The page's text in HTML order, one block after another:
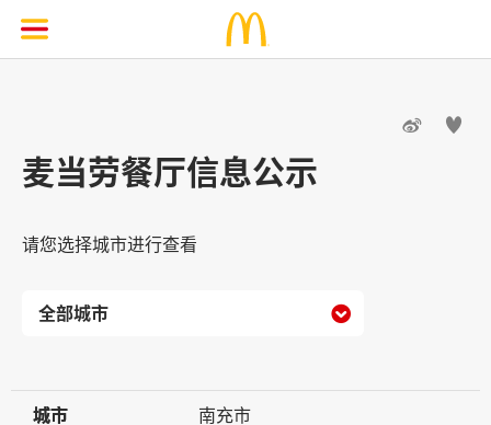
 
麦当劳餐厅信息公示
请您选择城市进行查看

城市
城市
南充市